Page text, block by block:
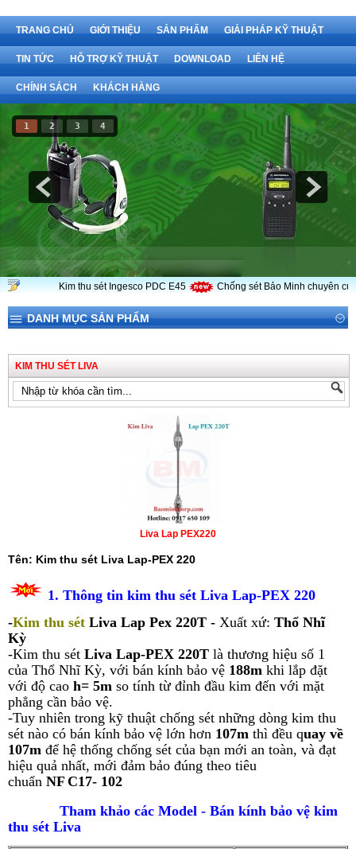
TRANG CHỦ GIỚI THIỆU SẢN PHẨM GIẢI PHÁP KỸ THUẬT
TIN TỨC HỖ TRỢ KỸ THUẬT DOWNLOAD LIÊN HỆ
CHÍNH SÁCH KHÁCH HÀNG
1 2 3 4
Kim thu sét Ingesco PDC E45 Chống sét Bảo Minh chuyên cung
DANH MỤC SẢN PHẨM
KIM THU SÉT LIVA
Liva Lap PEX220
Tên: Kim thu sét Liva Lap-PEX 220
1. Thông tin kim thu sét Liva Lap-PEX 220
-Kim thu sét Liva Lap Pex 220T - Xuất xứ: Thổ Nhĩ
Kỳ
-Kim thu sét Liva Lap-PEX 220T là thương hiệu số 1
của Thổ Nhĩ Kỳ, với bán kính bảo vệ 188m khi lắp đặt
với độ cao h= 5m so tính từ đỉnh đầu kim đến với mặt
phẳng cần bảo vệ.
-Tuy nhiên trong kỹ thuật chống sét những dòng kim thu
sét nào có bán kính bảo vệ lớn hơn 107m thì đều quay về
107m để hệ thống chống sét của bạn mới an toàn, và đạt
hiệu quả nhất, mới đảm bảo đúng theo tiêu
chuẩn NFC17- 102
Tham khảo các Model - Bán kính bảo vệ kim
thu sét Liva